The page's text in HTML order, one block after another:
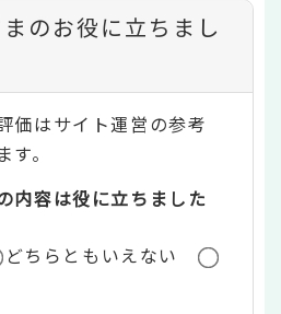
のお役に立ちまし
価はサイト運営の参考
。
内容は役に立ちました
どちらともいえない